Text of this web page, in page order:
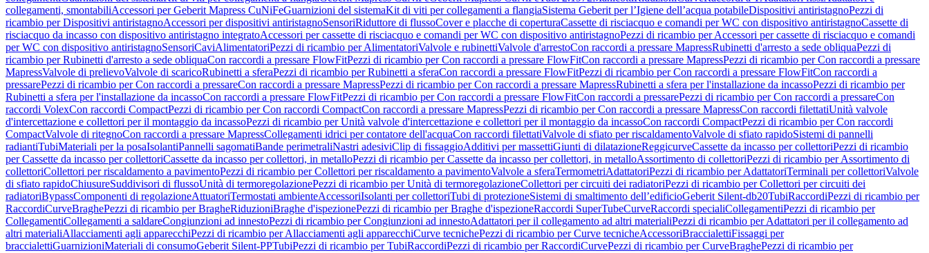
collegamenti, smontabiliAccessori per Geberit Mapress CuNiFeGuarnizioni del sistemaKit di viti per collegamenti a flangiaSistema Geberit per l’Igiene dell’acqua potabileDispositivi antiristagnoPezzi di
ricambio per Dispositivi antiristagnoAccessori per dispositivi antiristagnoSensoriRiduttore di flussoCover e placche di coperturaCassette di risciacquo e comandi per WC con dispositivo antiristagnoCassette di
risciacquo da incasso con dispositivo antiristagno integratoAccessori per cassette di risciacquo e comandi per WC con dispositivo antiristagnoPezzi di ricambio per Accessori per cassette di risciacquo e comandi
per WC con dispositivo antiristagnoSensoriCaviAlimentatoriPezzi di ricambio per AlimentatoriValvole e rubinettiValvole d'arrestoCon raccordi a pressare MapressRubinetti d'arresto a sede obliquaPezzi di
ricambio per Rubinetti d'arresto a sede obliquaCon raccordi a pressare FlowFitPezzi di ricambio per Con raccordi a pressare FlowFitCon raccordi a pressare MapressPezzi di ricambio per Con raccordi a pressare
MapressValvole di prelievoValvole di scaricoRubinetti a sferaPezzi di ricambio per Rubinetti a sferaCon raccordi a pressare FlowFitPezzi di ricambio per Con raccordi a pressare FlowFitCon raccordi a
pressarePezzi di ricambio per Con raccordi a pressareCon raccordi a pressare MapressPezzi di ricambio per Con raccordi a pressare MapressRubinetti a sfera per l'installazione da incassoPezzi di ricambio per
Rubinetti a sfera per l'installazione da incassoCon raccordi a pressare FlowFitPezzi di ricambio per Con raccordi a pressare FlowFitCon raccordi a pressarePezzi di ricambio per Con raccordi a pressareCon
raccordi VolexCon raccordi CompactPezzi di ricambio per Con raccordi CompactCon raccordi a pressare MapressPezzi di ricambio per Con raccordi a pressare MapressCon raccordi filettatiUnità valvole
d'intercettazione e collettori per il montaggio da incassoPezzi di ricambio per Unità valvole d'intercettazione e collettori per il montaggio da incassoCon raccordi CompactPezzi di ricambio per Con raccordi
CompactValvole di ritegnoCon raccordi a pressare MapressCollegamenti idrici per contatore dell'acquaCon raccordi filettatiValvole di sfiato per riscaldamentoValvole di sfiato rapidoSistemi di pannelli
radiantiTubiMateriali per la posaIsolantiPannelli sagomatiBande perimetraliNastri adesiviClip di fissaggioAdditivi per massettiGiunti di dilatazioneReggicurveCassette da incasso per collettoriPezzi di ricambio
per Cassette da incasso per collettoriCassette da incasso per collettori, in metalloPezzi di ricambio per Cassette da incasso per collettori, in metalloAssortimento di collettoriPezzi di ricambio per Assortimento di
collettoriCollettori per riscaldamento a pavimentoPezzi di ricambio per Collettori per riscaldamento a pavimentoValvole a sferaTermometriAdattatoriPezzi di ricambio per AdattatoriTerminali per collettoriValvole
di sfiato rapidoChiusureSuddivisori di flussoUnità di termoregolazionePezzi di ricambio per Unità di termoregolazioneCollettori per circuiti dei radiatoriPezzi di ricambio per Collettori per circuiti dei
radiatoriBypassComponenti di regolazioneAttuatoriTermostati ambienteAccessoriIsolanti per collettoriTubi di protezioneSistemi di smaltimento dell’edificioGeberit Silent-db20TubiRaccordiPezzi di ricambio per
RaccordiCurveBraghePezzi di ricambio per BragheRiduzioniBraghe d'ispezionePezzi di ricambio per Braghe d'ispezioneRaccordi SuperTubeCurveRaccordi specialiCollegamentiPezzi di ricambio per
CollegamentiCollegamenti a saldareCongiunzioni ad innestoPezzi di ricambio per Congiunzioni ad innestoAdattatori per il collegamento ad altri materialiPezzi di ricambio per Adattatori per il collegamento ad
altri materialiAllacciamenti agli apparecchiPezzi di ricambio per Allacciamenti agli apparecchiCurve tecnichePezzi di ricambio per Curve tecnicheAccessoriBraccialettiFissaggi per
braccialettiGuarnizioniMateriali di consumoGeberit Silent-PPTubiPezzi di ricambio per TubiRaccordiPezzi di ricambio per RaccordiCurvePezzi di ricambio per CurveBraghePezzi di ricambio per